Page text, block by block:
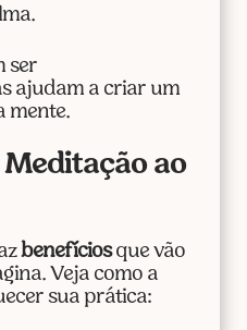
ser
ajudam a criar um
mente.
ao
benefíciosque vão
Veja como a
sua prática: